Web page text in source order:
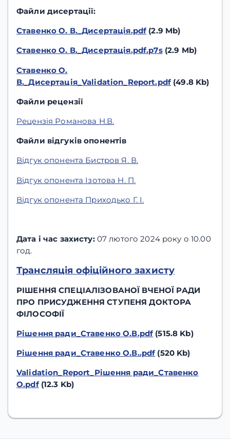
Файли дисертації:
Ставенко О. В._Дисертація.pdf(2.9 Mb)
Ставенко О. В._Дисертація.pdf.p7s(2.9 Mb)
Ставенко О.
В._Дисертація_Validation_Report.pdf(49.8 Kb)
Файли рецензії
Рецензія Романова Н.В.
Файли відгуків опонентів
Відгук опонента Бистров Я. В.
Відгук опонента Ізотова Н. П.
Відгук опонента Приходько Г. І.
Дата і час захисту: 07 лютого 2024 року о 10.00
год.
Трансляція офіційного захисту
РІШЕННЯ СПЕЦІАЛІЗОВАНОЇ ВЧЕНОЇ РАДИ
ПРО ПРИСУДЖЕННЯ СТУПЕНЯ ДОКТОРА
ФІЛОСОФІЇ
Рішення ради_Ставенко О.В.pdf(515.8 Kb)
Рішення ради_Ставенко О.В..pdf(520 Kb)
Validation_Report_Рішення ради_Ставенко
О.pdf(12.3 Kb)